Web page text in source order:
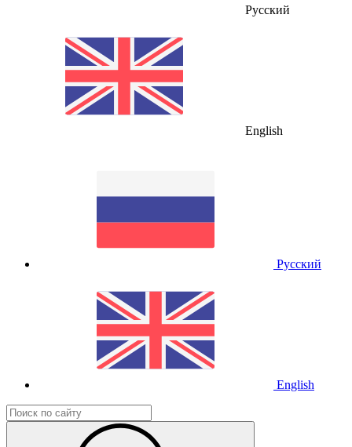
Русский
English
Русский
English